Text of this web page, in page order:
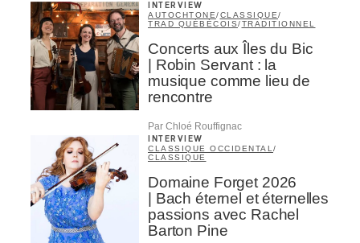
INTERVIEW
AUTOCHTONE/CLASSIQUE/
TRAD QUÉBÉCOIS/TRADITIONNEL
Concerts aux Îles du Bic
| Robin Servant : la
musique comme lieu de
rencontre
Par Chloé Rouffignac
INTERVIEW
CLASSIQUE OCCIDENTAL /
CLASSIQUE
Domaine Forget 2026
| Bach éternel et éternelles
passions avec Rachel
Barton Pine